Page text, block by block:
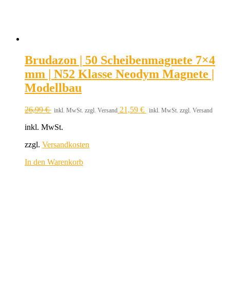
Brudazon | 50 Scheibenmagnete 7×4
mm | N52 Klasse Neodym Magnete |
Modellbau
26,99€ inkl. MwSt. zzgl. Versand 21,59 € inkl. MwSt. zzgl. Versand
inkl. MwSt.
zzgl. Versandkosten
In den Warenkorb